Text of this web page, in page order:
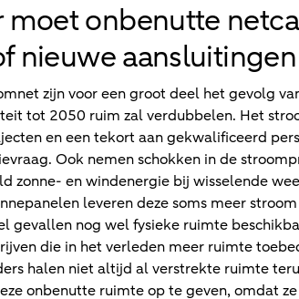
moet onbenutte
nieuwe aansluitingen
zijn voor een groot deel het gevolg
tot 2050 ruim zal verdubbelen. Het
en een tekort aan gekwalificeerd
Ook nemen schokken in de
zonne- en windenergie bij wisselende
leveren deze soms meer
gevallen nog wel fysieke ruimte
die in het verleden meer ruimte
halen niet altijd al verstrekte ruimte
onbenutte ruimte op te geven, omdat